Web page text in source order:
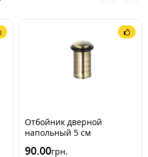
Отбойник дверной
напольный 5 см
90.00грн.